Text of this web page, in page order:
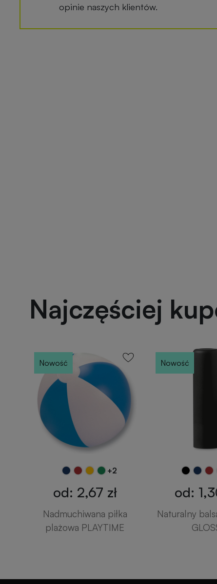
opinie naszych klientów.
Najczęściej
Nowość
+2
od: 2,67 zł
Nadmuchiwana piłka
plażowa PLAYTIME
Nowość
od:
Naturalny